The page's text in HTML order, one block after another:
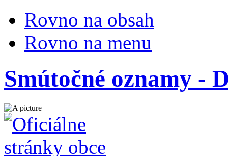
Rovno na obsah
Rovno na menu
Smútočné oznamy -